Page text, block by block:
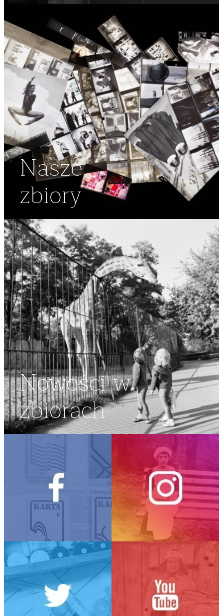
Nasze
zbiory
Nowości w
zbiorach